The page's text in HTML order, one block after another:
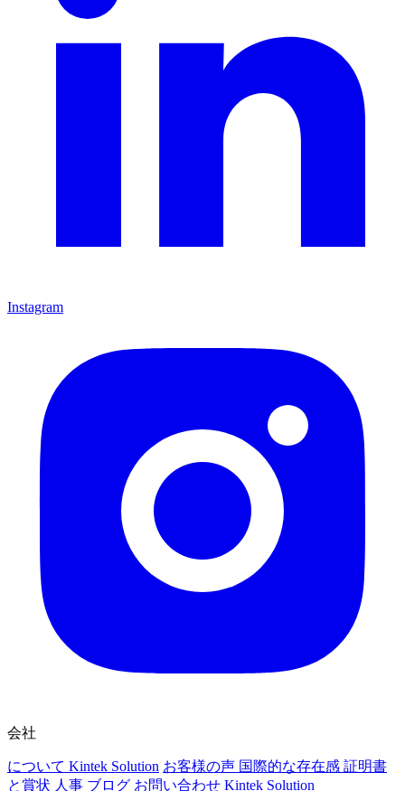
Instagram
会社
について Kintek Solution お客様の声 国際的な存在感 証明書
と賞状 人事 ブログ お問い合わせ Kintek Solution